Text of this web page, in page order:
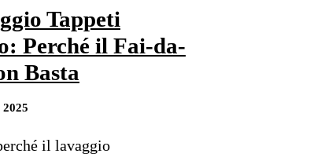
Tappeti
Perché il Fai-da-
Basta
il lavaggio